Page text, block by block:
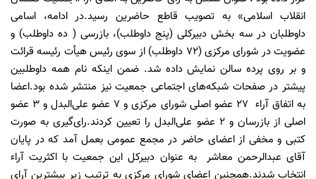
انقلاب اسلامی» به تصویب قاطع حاضرین رسید.در ادامه، اسامی
داوطلبان در سه بخش دبیرکلی (پنج داوطلب)، بازرسی ( ده داوطلب) و
عضویت در شورای مرکزی (72 داوطلب) از سوی رئیس هیأت رئیسه قرائت
و بر روی پرده سالن نمایش داده شد. ضمن اینکه نام همه داوطلبین
پیشتر در صفحات شبکه‌های اجتماعی جمعیت نیز منتشر شده بود.اعضا
به اتفاق آراء ۲۷ عضو اصلی شورای مرکزی و ۷ عضو علی‌البدل و ۳ عضو
اصلی از بازرسان و ۲ عضو علی‌البدل را تعیین کردند.رای‌گیری به صورت
کتبی و مخفی از اعضای حاضر در مجمع عمومی بعمل آمد که در پایان
آقای عبدالرحمن معاشر به عنوان دبیرکل این جمعیت با اکثریت آراء
انتخاب شدند.همچنین اعضای شورای مرکزی به ترتیب زیر بیشترین آرای